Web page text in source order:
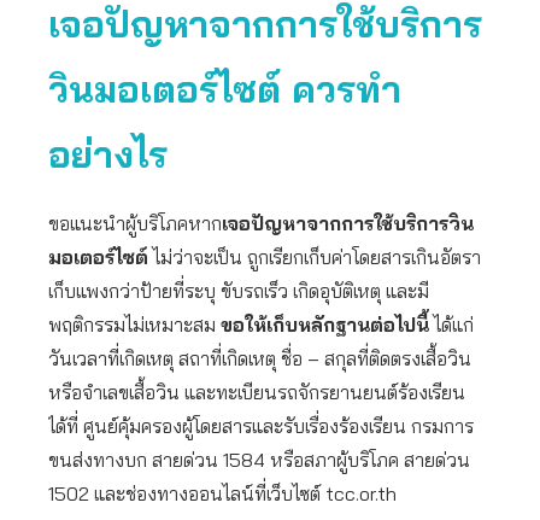
เจอปัญหาจากการใช้บริการ
วินมอเตอร์ไซต์ ควรทำ
อย่างไร
ขอแนะนำผู้บริโภคหากเจอปัญหาจากการใช้บริการวิน
มอเตอร์ไซต์ ไม่ว่าจะเป็น ถูกเรียกเก็บค่าโดยสารเกินอัตรา
เก็บแพงกว่าป้ายที่ระบุ ขับรถเร็ว เกิดอุบัติเหตุ และมี
พฤติกรรมไม่เหมาะสม ขอให้เก็บหลักฐานต่อไปนี้ได้แก่
วันเวลาที่เกิดเหตุ สถาที่เกิดเหตุ ชื่อ – สกุลที่ติดตรงเสื้อวิน
หรือจำเลขเสื้อวิน และทะเบียนรถจักรยานยนต์ร้องเรียน
ได้ที่ ศูนย์คุ้มครองผู้โดยสารและรับเรื่องร้องเรียน กรมการ
ขนส่งทางบก สายด่วน 1584 หรือสภาผู้บริโภค สายด่วน
1502 และช่องทางออนไลน์ที่เว็บไซต์ tcc.or.th